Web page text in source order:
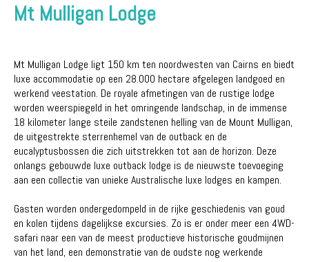
Mt Mulligan Lodge
Mt Mulligan Lodge ligt 150 km ten noordwesten van Cairns en biedt
luxe accommodatie op een 28.000 hectare afgelegen landgoed en
werkend veestation. De royale afmetingen van de rustige lodge
worden weerspiegeld in het omringende landschap, in de immense
18 kilometer lange steile zandstenen helling van de Mount Mulligan,
de uitgestrekte sterrenhemel van de outback en de
eucalyptusbossen die zich uitstrekken tot aan de horizon. Deze
onlangs gebouwde luxe outback lodge is de nieuwste toevoeging
aan een collectie van unieke Australische luxe lodges en kampen.
Gasten worden ondergedompeld in de rijke geschiedenis van goud
en kolen tijdens dagelijkse excursies. Zo is er onder meer een 4WD-
safari naar een van de meest productieve historische goudmijnen
van het land, een demonstratie van de oudste nog werkende